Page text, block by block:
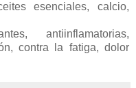
esenciales, calcio,
antiinflamatorias,
contra la fatiga, dolor